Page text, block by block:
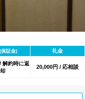
保証金) 礼金
解約時に返
却
20,000円 / 応相談